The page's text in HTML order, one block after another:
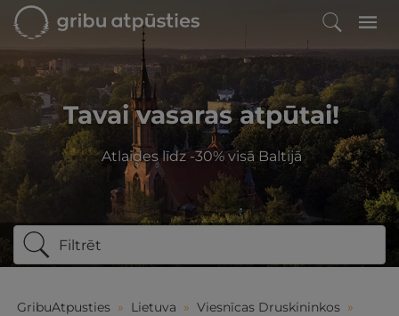
Tavai vasaras atpūtai!
Atlaides līdz -30% visā Baltijā
Filtrēt
GribuAtpusties » Lietuva » Viesnīcas Druskininkos »